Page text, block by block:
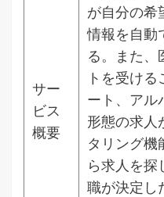
サー
ビス
概要
が自分の希
情報を自動
る。また、
トを受け
ート、アル
形態の求人
タリング機
ら求人を探
職が決定し